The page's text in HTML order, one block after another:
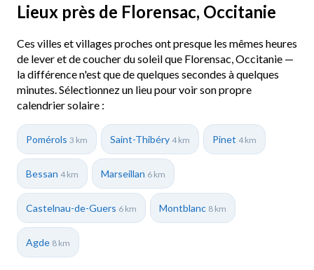
Lieux près de Florensac, Occitanie
Ces villes et villages proches ont presque les mêmes heures
de lever et de coucher du soleil que Florensac, Occitanie —
la différence n'est que de quelques secondes à quelques
minutes. Sélectionnez un lieu pour voir son propre
calendrier solaire :
Pomérols 3 km Saint-Thibéry 4 km Pinet 4 km
Bessan 4 km Marseillan 6 km
Castelnau-de-Guers 6 km Montblanc 8 km
Agde 8 km